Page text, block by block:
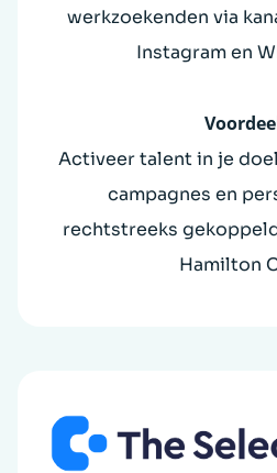
werkzoekenden via
Instagram en
Activeer talent in je
campagnes en
rechtstreeks
Hamilton